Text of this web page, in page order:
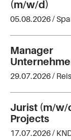
(m/w/d)
05.08.2026 /
Manager
29.07.2026 /
Jurist (m/w/
Projects
17.07.2026 /